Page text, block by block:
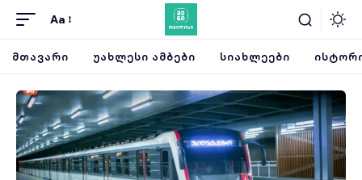
Aa
ᲛᲗᲐᲕᲐᲠᲘ ᲣᲐᲮᲚᲔᲡᲘ ᲐᲛᲑᲔᲑᲘ ᲡᲘᲐᲮᲚᲔᲔᲑᲘ